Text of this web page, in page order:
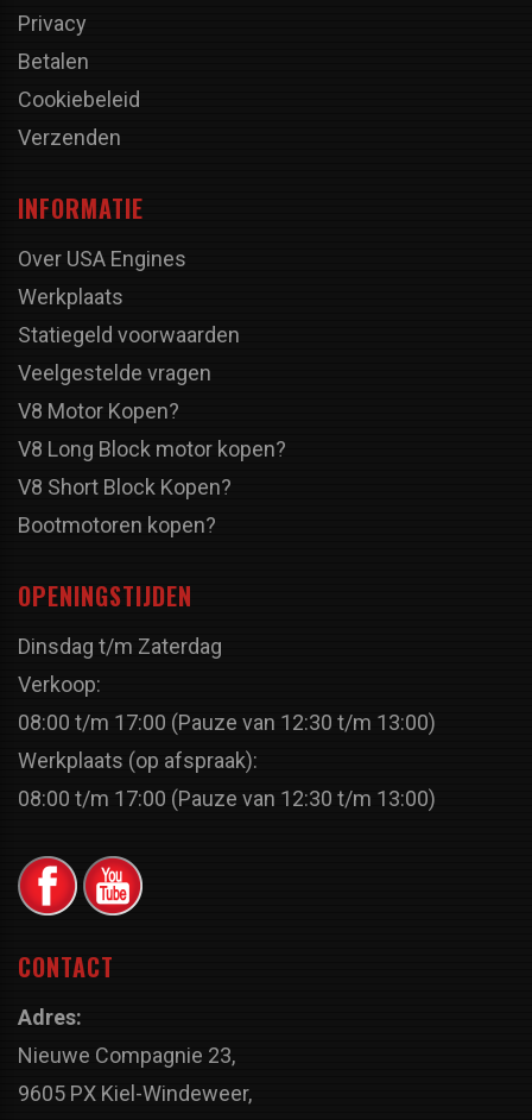
Privacy
Betalen
Cookiebeleid
Verzenden
INFORMATIE
Over USA Engines
Werkplaats
Statiegeld voorwaarden
Veelgestelde vragen
V8 Motor Kopen?
V8 Long Block motor kopen?
V8 Short Block Kopen?
Bootmotoren kopen?
OPENINGSTIJDEN
Dinsdag t/m Zaterdag
Verkoop:
08:00 t/m 17:00 (Pauze van 12:30 t/m 13:00)
Werkplaats (op afspraak):
08:00 t/m 17:00 (Pauze van 12:30 t/m 13:00)
CONTACT
Adres:
Nieuwe Compagnie 23,
9605 PX Kiel-Windeweer,